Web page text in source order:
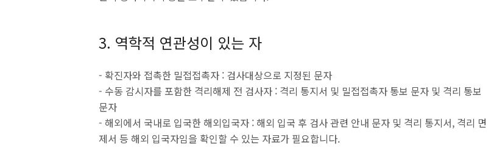
3. 역학적 연관성이 있는 자
- 확진자와 접촉한 밀접접촉자 : 검사대상으로 지정된 문자
- 수동 감시자를 포함한 격리해제 전 검사자 : 격리 통지서 및 밀접접촉자 통보 문자 및 격리 통보
문자
- 해외에서 국내로 입국한 해외입국자 : 해외 입국 후 검사 관련 안내 문자 및 격리 통지서, 격리 면
제서 등 해외 입국자임을 확인할 수 있는 자료가 필요합니다.